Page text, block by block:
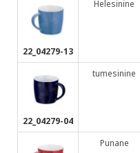
22_04279-13
Helesinine
22_04279-04
tumesinine
Punane